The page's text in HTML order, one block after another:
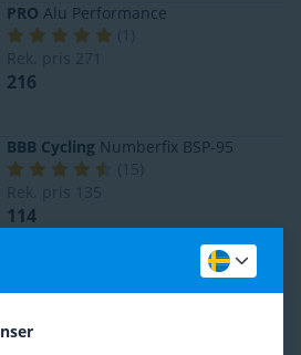
PRO Alu Performance
(
Rek. pris 271
216
BBB Cycling Numberfix BSP-95
(
15
Rek. pris
135
114
Aerofix BSP-96
Rek. pris